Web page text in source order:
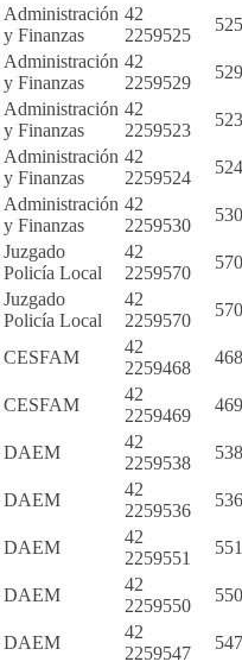
Administración
y Finanzas
42
2259525
525
Administración
y Finanzas
42
2259529
529
Administración
y Finanzas
42
2259523
523
Administración
y Finanzas
42
2259524
524
Administración
y Finanzas
42
2259530
530
Juzgado
Policía Local
42
2259570
570
Juzgado
Policía Local
42
2259570
570
CESFAM
42
2259468
468
CESFAM
42
2259469
469
DAEM
42
2259538
538
DAEM
42
2259536
536
DAEM
42
2259551
551
DAEM
42
2259550
550
DAEM
42
2259547
547